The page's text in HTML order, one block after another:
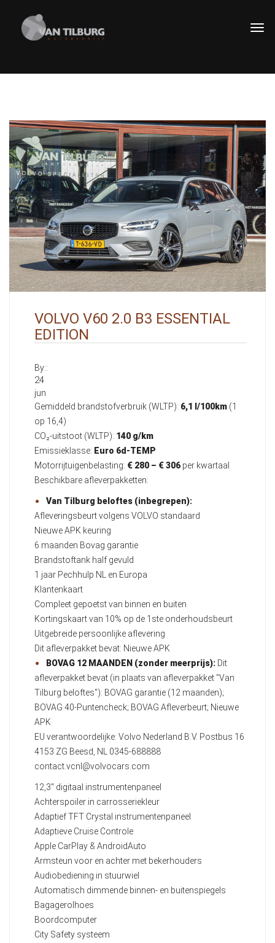
VOLVO V60 2.0 B3 ESSENTIAL
EDITION
By::
24
jun
Gemiddeld brandstofverbruik (WLTP): 6,1 l/100km (1
op 16,4)
CO₂-uitstoot (WLTP): 140 g/km
Emissieklasse: Euro 6d-TEMP
Motorrijtuigenbelasting: € 280 – € 306 per kwartaal
Beschikbare afleverpakketten:
Van Tilburg beloftes (inbegrepen):
Afleveringsbeurt volgens VOLVO standaard
Nieuwe APK keuring
6 maanden Bovag garantie
Brandstoftank half gevuld
1 jaar Pechhulp NL en Europa
Klantenkaart
Compleet gepoetst van binnen en buiten
Kortingskaart van 10% op de 1ste onderhoudsbeurt
Uitgebreide persoonlijke aflevering
Dit afleverpakket bevat: Nieuwe APK
BOVAG 12 MAANDEN (zonder meerprijs): Dit
afleverpakket bevat (in plaats van afleverpakket "Van
Tilburg beloftes"): BOVAG garantie (12 maanden);
BOVAG 40-Puntencheck; BOVAG Afleverbeurt; Nieuwe
APK
EU verantwoordelijke: Volvo Nederland B.V. Postbus 16
4153 ZG Beesd, NL 0345-688888
contact.vcnl@volvocars.com
12,3" digitaal instrumentenpaneel
Achterspoiler in carrosseriekleur
Adaptief TFT Crystal instrumentenpaneel
Adaptieve Cruise Controle
Apple CarPlay & AndroidAuto
Armsteun voor en achter met bekerhouders
Audiobediening in stuurwiel
Automatisch dimmende binnen- en buitenspiegels
Bagagerolhoes
Boordcomputer
City Safety systeem